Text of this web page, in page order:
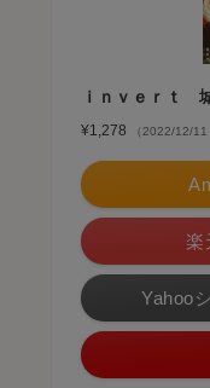
ｉｎｖｅｒｔ
¥1,278 （2022/12/
楽
Yahoo